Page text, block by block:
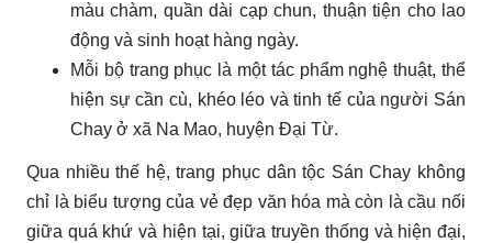
màu chàm, quần dài cạp chun, thuận tiện cho lao
động và sinh hoạt hàng ngày.
Mỗi bộ trang phục là một tác phẩm nghệ thuật, thể
hiện sự cần cù, khéo léo và tinh tế của người Sán
Chay ở xã Na Mao, huyện Đại Từ.
Qua nhiều thế hệ, trang phục dân tộc Sán Chay không
chỉ là biểu tượng của vẻ đẹp văn hóa mà còn là cầu nối
giữa quá khứ và hiện tại, giữa truyền thống và hiện đại,